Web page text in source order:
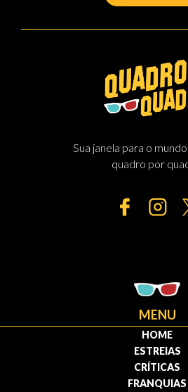
Sua janela para o
quadro por
MENU
HOME
ESTREIAS
CRÍTICAS
FRANQUIAS